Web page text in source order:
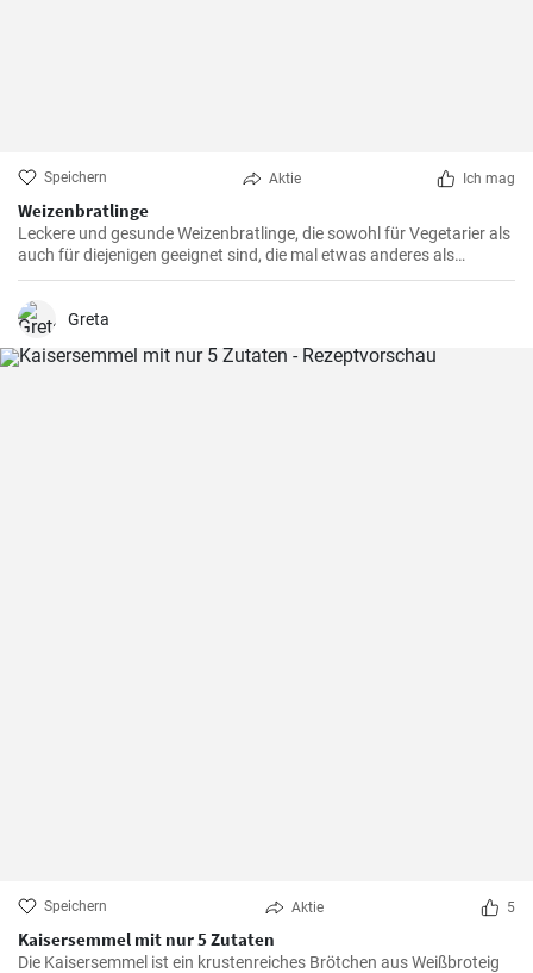
Speichern Aktie Ich mag
Weizenbratlinge
Leckere und gesunde Weizenbratlinge, die sowohl für Vegetarier als
auch für diejenigen geeignet sind, die mal etwas anderes als
normale Fleischbratlinge genießen möchten.
Greta
Speichern Aktie 5
Kaisersemmel mit nur 5 Zutaten
Die Kaisersemmel ist ein krustenreiches Brötchen aus Weißbroteig